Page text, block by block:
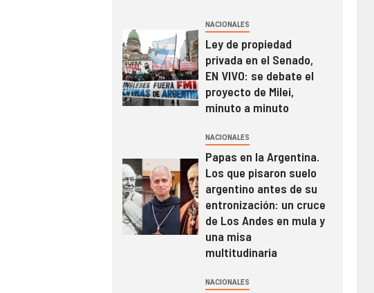
NACIONALES
Ley de propiedad
privada en el Senado,
EN VIVO: se debate el
proyecto de Milei,
minuto a minuto
NACIONALES
Papas en la Argentina.
Los que pisaron suelo
argentino antes de su
entronización: un cruce
de Los Andes en mula y
una misa
multitudinaria
NACIONALES